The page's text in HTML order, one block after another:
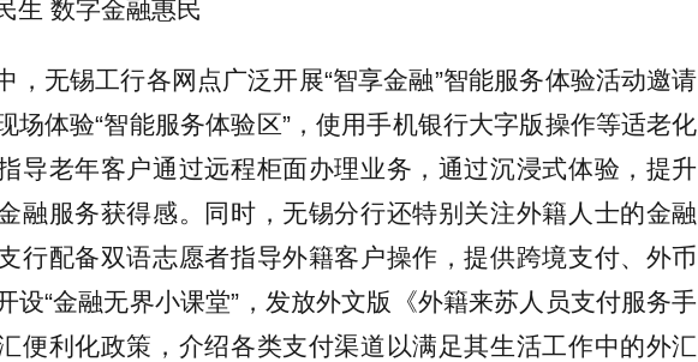
生 数字金融惠民
，无锡工行各网点广泛开展“智享金融”智能服务体验活动邀请
场体验“智能服务体验区”，使用手机银行大字版操作等适老化
导老年客户通过远程柜面办理业务，通过沉浸式体验，提升
融服务获得感。同时，无锡分行还特别关注外籍人士的金融
行配备双语志愿者指导外籍客户操作，提供跨境支付、外币
设“金融无界小课堂”，发放外文版《外籍来苏人员支付服务手
便利化政策，介绍各类支付渠道以满足其生活工作中的外汇